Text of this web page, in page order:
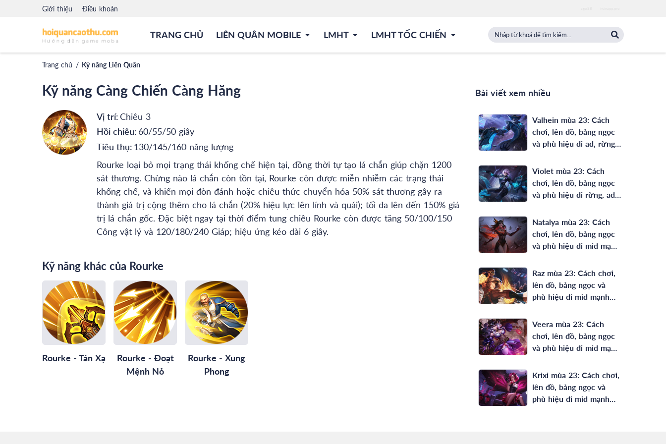
Giới thiệu Điều khoản
TRANG CHỦ LIÊN QUÂN MOBILE LMHT LMHT TỐC CHIẾN
Trang chủ / Kỹ năng Liên Quân
Kỹ năng Càng Chiến Càng Hăng
Vị trí:Chiêu 3
Hồi chiêu: 60/55/50 giây
Tiêu thụ: 130/145/160 năng lượng
Rourke loại bỏ mọi trạng thái khống chế hiện tại, đồng thời tự tạo lá chắn giúp chặn 1200
sát thương. Chừng nào lá chắn còn tồn tại, Rourke còn được miễn nhiễm các trạng thái
khống chế, và khiến mọi đòn đánh hoặc chiêu thức chuyển hóa 50% sát thương gây ra
thành giá trị cộng thêm cho lá chắn (20% hiệu lực lên lính và quái); tối đa lên đến 150% giá
trị lá chắn gốc. Đặc biệt ngay tại thời điểm tung chiêu Rourke còn được tăng 50/100/150
Công vật lý và 120/180/240 Giáp; hiệu ứng kéo dài 6 giây.
Kỹ năng khác của Rourke
Rourke - Tán Xạ
Rourke - Đoạt
Mệnh Nỏ
Rourke - Xung
Phong
Bài viết xem nhiều
Valhein mùa 23: Cách
chơi, lên đồ, bảng ngọc
và phù hiệu đi ad, rừng
Violet mùa 23: Cách
chơi, lên đồ, bảng ngọc
và phù hiệu đi rừng, ad
Natalya mùa 23: Cách
chơi, lên đồ, bảng ngọc
và phù hiệu đi mid mạnh
Raz mùa 23: Cách chơi,
lên đồ, bảng ngọc và
phù hiệu đi mid mạnh
Veera mùa 23: Cách
chơi, lên đồ, bảng ngọc
và phù hiệu đi mid mạnh
Krixi mùa 23: Cách chơi,
lên đồ, bảng ngọc và
phù hiệu đi mid mạnh